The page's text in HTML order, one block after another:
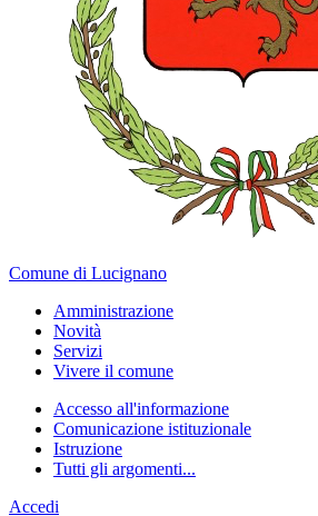
Comune di Lucignano
Amministrazione
Novità
Servizi
Vivere il comune
Accesso all'informazione
Comunicazione istituzionale
Istruzione
Tutti gli argomenti...
Accedi